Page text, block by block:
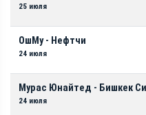
25 июля
ОшМу - Нефтчи
24 июля
Мурас Юнайтед - Бишкек
24 июля